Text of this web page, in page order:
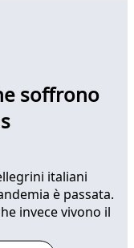
soffrono
italiani
è passata.
invece vivono il